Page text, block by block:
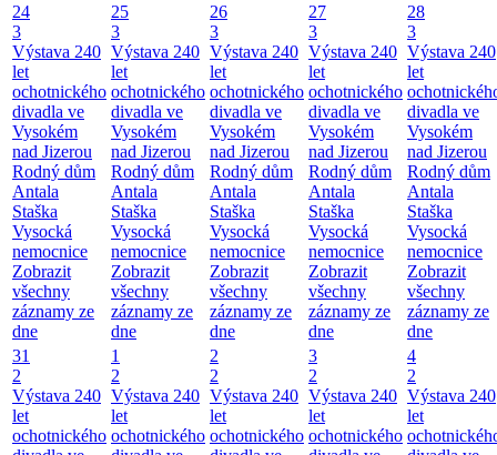
24
3
Výstava 240
let
ochotnického
divadla ve
Vysokém
nad Jizerou
Rodný dům
Antala
Staška
Vysocká
nemocnice
Zobrazit
všechny
záznamy ze
dne
25
3
Výstava 240
let
ochotnického
divadla ve
Vysokém
nad Jizerou
Rodný dům
Antala
Staška
Vysocká
nemocnice
Zobrazit
všechny
záznamy ze
dne
26
3
Výstava 240
let
ochotnického
divadla ve
Vysokém
nad Jizerou
Rodný dům
Antala
Staška
Vysocká
nemocnice
Zobrazit
všechny
záznamy ze
dne
27
3
Výstava 240
let
ochotnického
divadla ve
Vysokém
nad Jizerou
Rodný dům
Antala
Staška
Vysocká
nemocnice
Zobrazit
všechny
záznamy ze
dne
28
3
Výstava 240
let
divadla ve
Vysokém
nad Jizerou
Rodný dům
Antala
Staška
Vysocká
nemocnice
Zobrazit
všechny
záznamy ze
dne
31
2
Výstava 240
let
ochotnického
1
2
Výstava 240
let
ochotnického
2
2
Výstava 240
let
ochotnického
3
2
Výstava 240
let
ochotnického
4
2
Výstava 240
let